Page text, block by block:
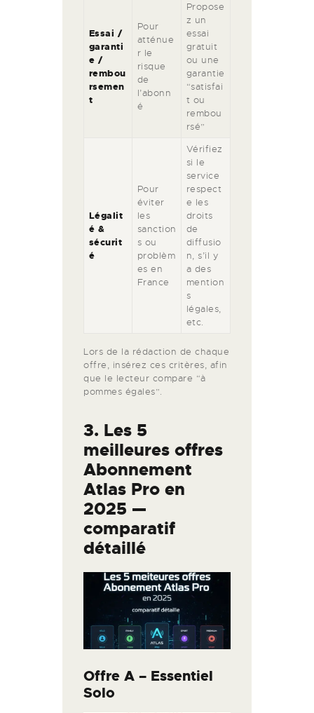
Essai /
garanti
e /
rembou
rsemen
t
Pour
atténue
r le
risque
de
l’abonn
é
Propose
z un
essai
gratuit
ou une
garantie
“satisfai
t ou
rembou
rsé”
Légalit
é &
sécurit
é
Pour
éviter
les
sanction
s ou
problèm
es en
France
Vérifiez
si le
service
respect
e les
droits
de
diffusio
n, s’il y
a des
mention
s
légales,
etc.
Lors de la rédaction de chaque
offre, insérez ces critères, afin
que le lecteur compare “à
pommes égales”.
3. Les 5
meilleures offres
Abonnement
Atlas Pro en
2025 —
comparatif
détaillé
Offre A – Essentiel
Solo